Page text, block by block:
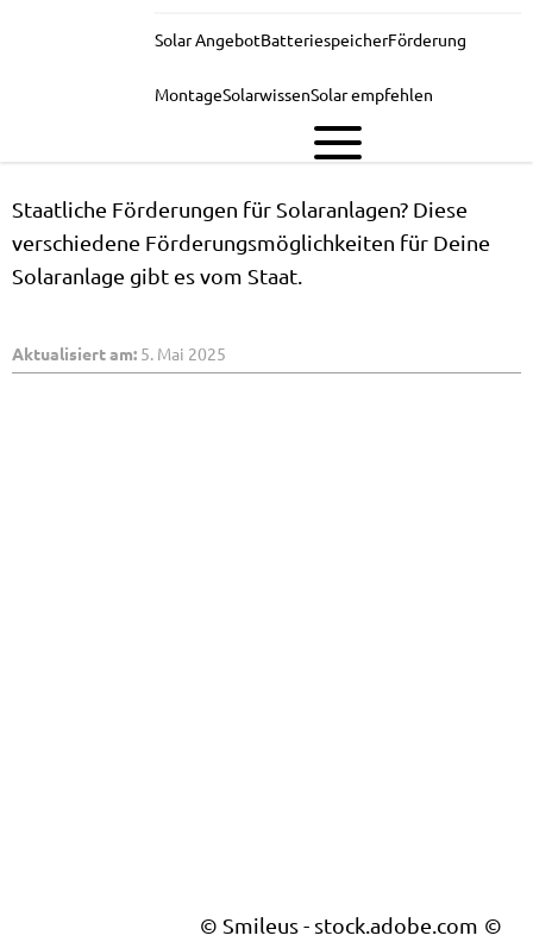
Solar AngebotBatteriespeicherFörderung
MontageSolarwissenSolar empfehlen
Wo beantrage ich die Förderung für
meine Solaranlage?
Staatliche Förderungen für Solaranlagen? Diese
verschiedene Förderungsmöglichkeiten für Deine
Solaranlage gibt es vom Staat.
Aktualisiert am: 5. Mai 2025
© Smileus - stock.adobe.com